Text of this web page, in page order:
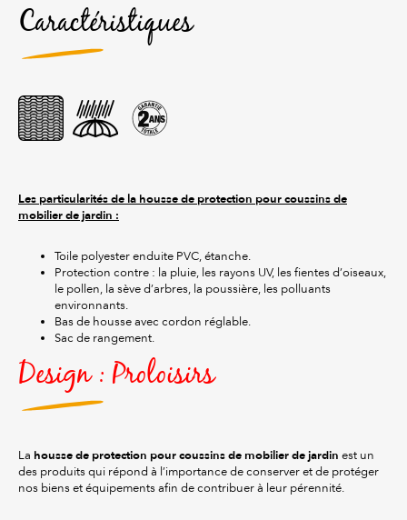
Caractéristiques
Les particularités de la housse de protection pour coussins de
mobilier de jardin :
Toile polyester enduite PVC, étanche.
Protection contre : la pluie, les rayons UV, les fientes d’oiseaux,
le pollen, la sève d’arbres, la poussière, les polluants
environnants.
Bas de housse avec cordon réglable.
Sac de rangement.
Design : Proloisirs
La housse de protection pour coussins de mobilier de jardin est un
des produits qui répond à l’importance de conserver et de protéger
nos biens et équipements afin de contribuer à leur pérennité.